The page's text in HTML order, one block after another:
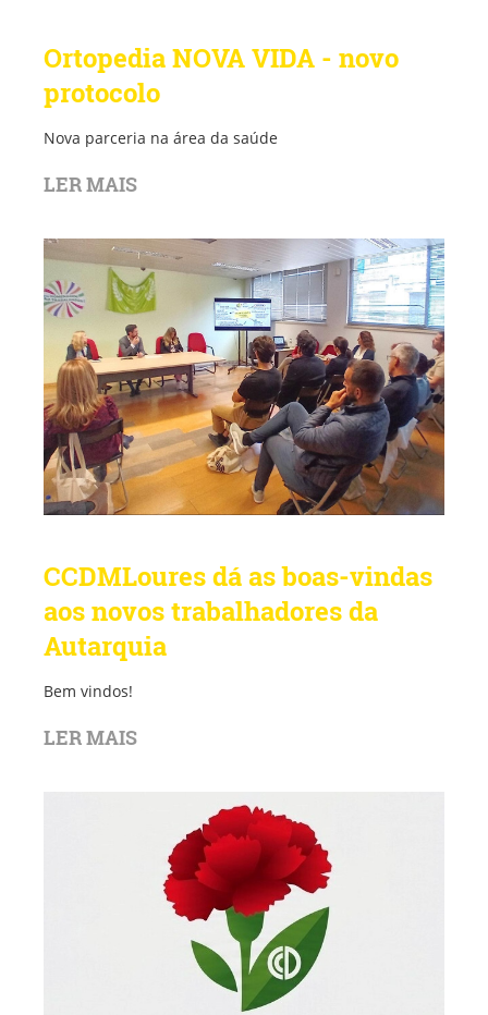
Ortopedia NOVA VIDA - novo
protocolo
Nova parceria na área da saúde
LER MAIS
CCDMLoures dá as boas-vindas
aos novos trabalhadores da
Autarquia
Bem vindos!
LER MAIS